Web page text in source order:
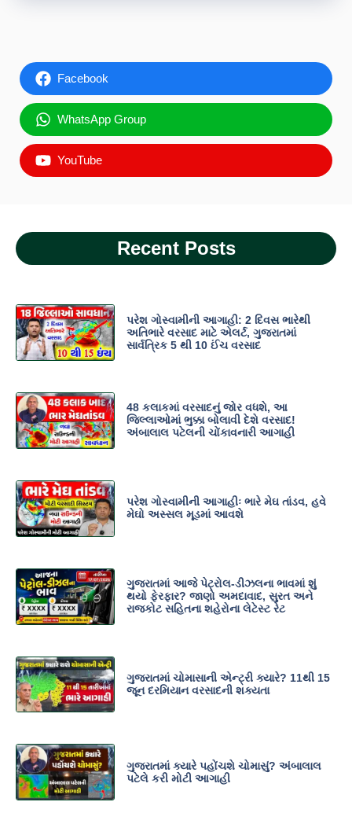
Facebook
WhatsApp Group
YouTube
Recent Posts
પરેશ ગોસ્વામીની આગાહી: 2 દિવસ ભારેથી
અતિભારે વરસાદ માટે એલર્ટ, ગુજરાતમાં
સાર્વત્રિક 5 થી 10 ઈંચ વરસાદ
48 કલાકમાં વરસાદનું જોર વધશે, આ
જિલ્લાઓમાં ભુક્કા બોલાવી દેશે વરસાદ!
અંબાલાલ પટેલની ચોંકાવનારી આગાહી
પરેશ ગોસ્વામીની આગાહીઃ ભારે મેઘ તાંડવ, હવે
મેઘો અસ્સલ મૂડમાં આવશે
ગુજરાતમાં આજે પેટ્રોલ-ડીઝલના ભાવમાં શું
થયો ફેરફાર? જાણો અમદાવાદ, સુરત અને
રાજકોટ સહિતના શહેરોના લેટેસ્ટ રેટ
ગુજરાતમાં ચોમાસાની એન્ટ્રી ક્યારે? 11થી 15
જૂન દરમિયાન વરસાદની શક્યતા
ગુજરાતમાં ક્યારે પહોંચશે ચોમાસું? અંબાલાલ
પટેલે કરી મોટી આગાહી